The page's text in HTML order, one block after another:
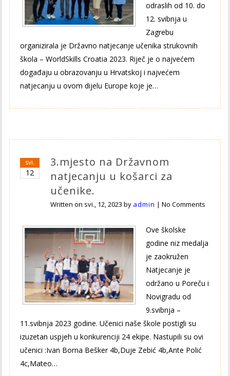
odraslih od 10. do
12. svibnja u
Zagrebu
organizirala je Državno natjecanje učenika strukovnih
škola – WorldSkills Croatia 2023. Riječ je o najvećem
događaju u obrazovanju u Hrvatskoj i najvećem
natjecanju u ovom dijelu Europe koje je…
svi.
12
3.mjesto na Državnom
natjecanju u košarci za
učenike.
Written on svi., 12, 2023 by admin |No Comments
Ove školske
godine niz medalja
je zaokružen
Natjecanje je
održano u Poreču i
Novigradu od
9.svibnja –
11.svibnja 2023 godine. Učenici naše škole postigli su
izuzetan uspjeh u konkurenciji 24 ekipe. Nastupili su ovi
učenici :Ivan Borna Bešker 4b,Duje Zebić 4b,Ante Polić
4c,Mateo…